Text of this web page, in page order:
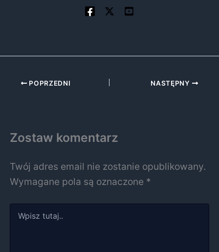
POPRZEDNI NASTĘPNY
Zostaw komentarz
Twój adres email nie zostanie opublikowany.
Wymagane pola są oznaczone *
tutaj..